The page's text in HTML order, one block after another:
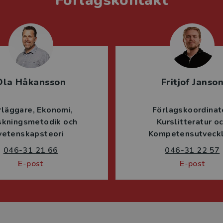
Håkansson
Ekonomi
och
046-31 21 66
E-post
Fritjof Janson
Kurslitteratur
046-31 22 57
E-post